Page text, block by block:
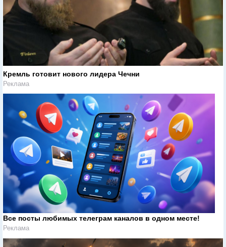
Кремль готовит нового лидера Чечни
Реклама
Все посты любимых телеграм каналов в одном месте!
Реклама